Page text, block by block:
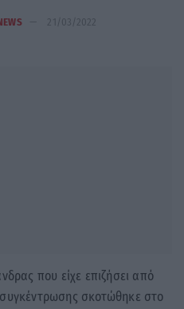
21/03/2022
που είχε επιζήσει από
σκοτώθηκε στο